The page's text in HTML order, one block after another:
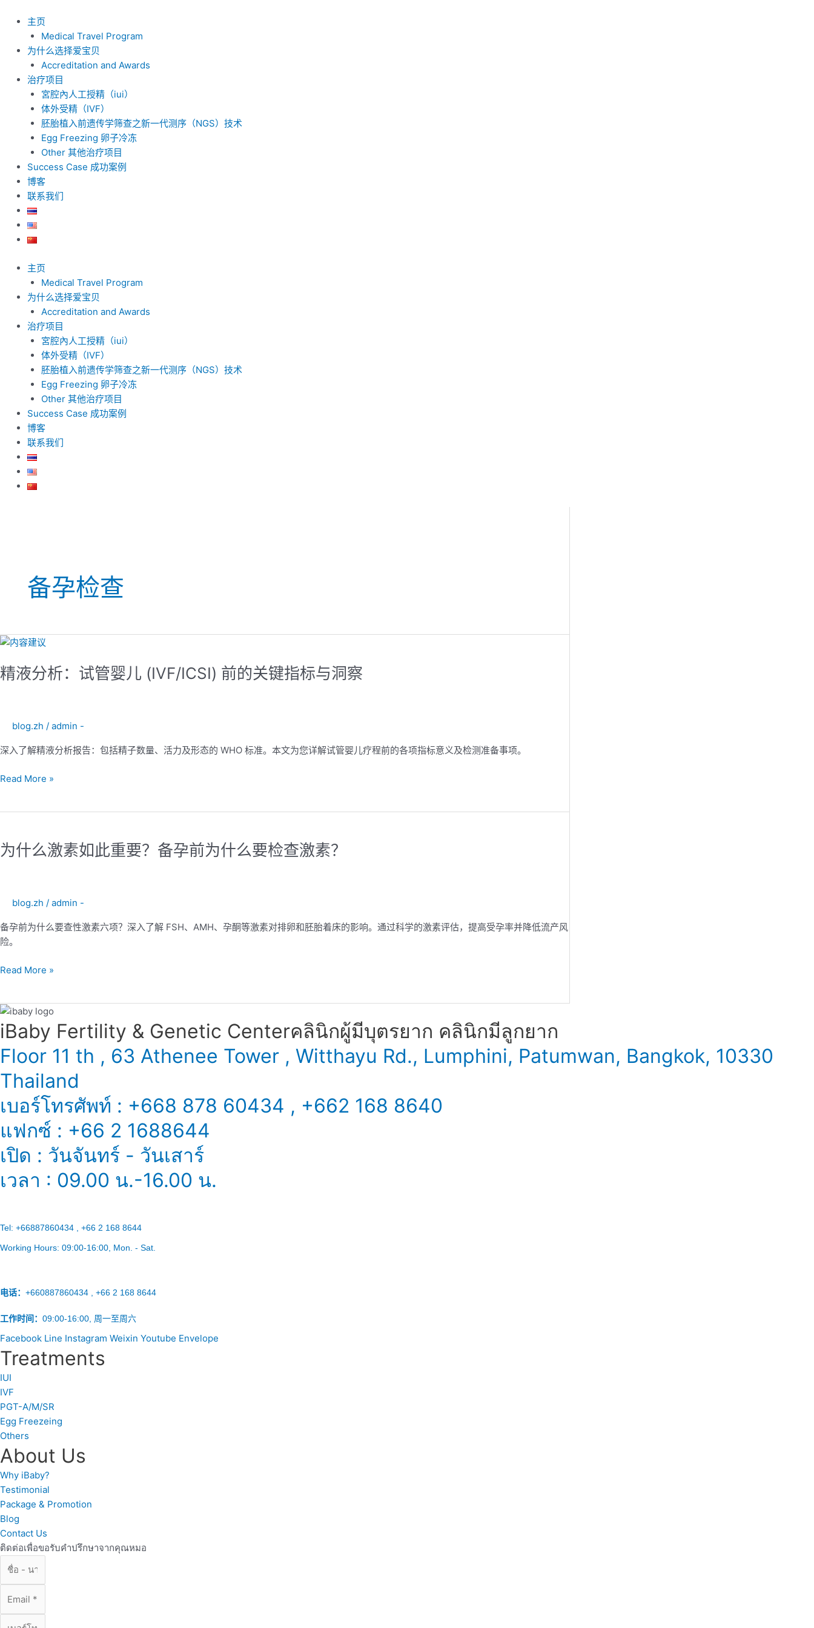
主页
Medical Travel Program
为什么选择爱宝贝
Accreditation and Awards
治疗项目
宮腔內人工授精（iui）
体外受精（IVF）
胚胎植入前遗传学筛查之新一代测序（NGS）技术
Egg Freezing 卵子冷冻
Other 其他治疗项目
Success Case 成功案例
博客
联系我们
主页
Medical Travel Program
为什么选择爱宝贝
Accreditation and Awards
治疗项目
宮腔內人工授精（iui）
体外受精（IVF）
胚胎植入前遗传学筛查之新一代测序（NGS）技术
Egg Freezing 卵子冷冻
Other 其他治疗项目
Success Case 成功案例
博客
联系我们
备孕检查
精液分析：试管婴儿 (IVF/ICSI) 前的关键指标与洞察
blog.zh / admin -
深入了解精液分析报告：包括精子数量、活力及形态的 WHO 标准。本文为您详解试管婴儿疗程前的各项指标意义及检测准备事项。
精
分
析：
儿
(IVF/ICSI)
键
标
与
Read More »
为什么激素如此重要？备孕前为什么要检查激素？
blog.zh / admin -
备孕前为什么要查性激素六项？深入了解 FSH、AMH、孕酮等激素对排卵和胚胎着床的影响。通过科学的激素评估，提高受孕率并降低流产风
险。
么
重
要？
备
孕
什
么
要
检
查
Read More »
iBaby Fertility & Genetic Center​ คลินิกผู้มีบุตรยาก คลินิกมีลูกยาก
Floor 11 th , 63 Athenee Tower , Witthayu Rd., Lumphini, Patumwan, Bangkok, 10330
Thailand
เบอร์โทรศัพท์ : +668 878 60434 , +662 168 8640
แฟกซ์ : +66 2 1688644
เปิด : วันจันทร์ - วันเสาร์
เวลา : 09.00 น.-16.00 น.
Tel: +66887860434 , +66 2 168 8644
Working Hours: 09:00-16:00 , Mon. - Sat.
电话： +660887860434 , +66 2 168 8644
工作时间： 09:00-16:00, 周一至周六
Facebook Line Instagram Weixin Youtube Envelope
Treatments
IUI
IVF
PGT-A/M/SR
Egg Freezeing
Others
About Us
Why iBaby?
Testimonial
Package & Promotion
Blog
Contact Us
ติดต่อเพื่อขอรับคำปรึกษาจากคุณหมอ